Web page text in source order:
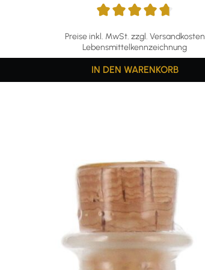
Preise inkl. MwSt. zzgl. Versandkosten
Lebensmittelkennzeichnung
IN DEN WARENKORB